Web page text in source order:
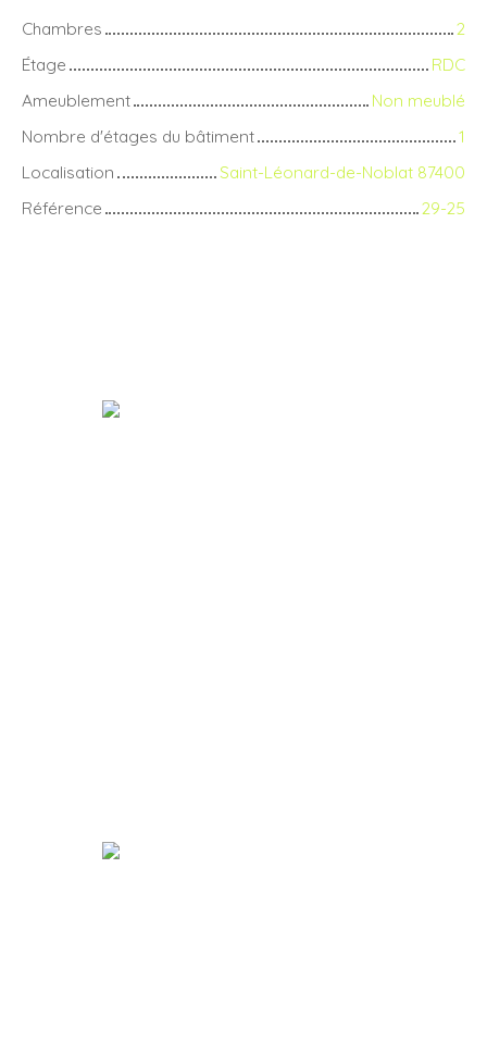
Chambres
2
Étage
RDC
Ameublement
Non meublé
Nombre d'étages du bâtiment
1
Localisation
Saint-Léonard-de-Noblat 87400
Référence
29-25